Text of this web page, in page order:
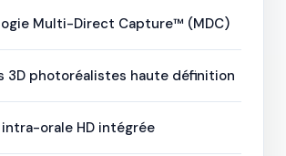
Multi-Direct Capture™ (MDC)
3D photoréalistes haute définition
intra-orale HD intégrée